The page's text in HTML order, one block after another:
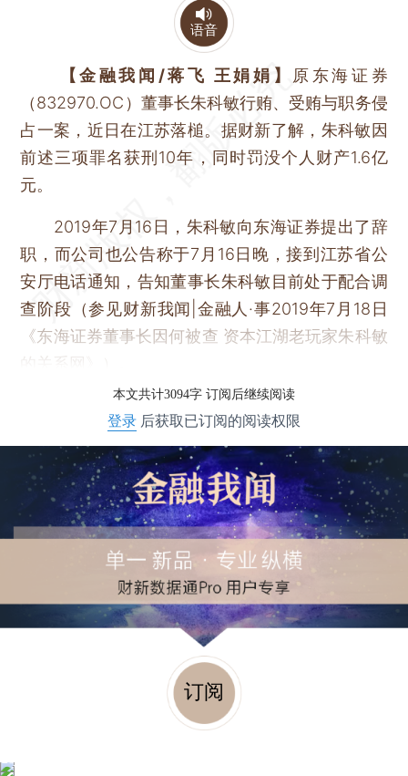
语音
【金融我闻/蒋飞 王娟娟】 原东海证券
（832970.OC）董事长朱科敏行贿、受贿与职务侵
占一案，近日在江苏落槌。据财新了解，朱科敏因
前述三项罪名获刑10年，同时罚没个人财产1.6亿
元。
2019年7月16日，朱科敏向东海证券提出了辞
职，而公司也公告称于7月16日晚，接到江苏省公
安厅电话通知，告知董事长朱科敏目前处于配合调
查阶段（参见财新我闻|金融人·事2019年7月18日
《东海证券董事长因何被查 资本江湖老玩家朱科敏
的关系网》）。
本文共计3094字 订阅后继续阅读
登录 后获取已订阅的阅读权限
订阅